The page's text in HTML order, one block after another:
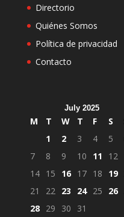
Directorio
Quiénes Somos
Política de privacidad
Contacto
July 2025
M T W T F S
1
2 3 4 5
7
8 9 10 11 12
14 15 16 17 18 19
21
22 23 24 25 26
28 29 30 31